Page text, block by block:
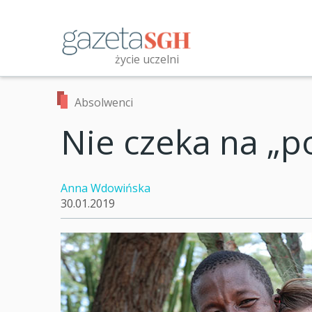
życie uczelni
Przeszukaj witrynę
Absolwenci
Nie czeka na
Anna Wdowińska
30.01.2019